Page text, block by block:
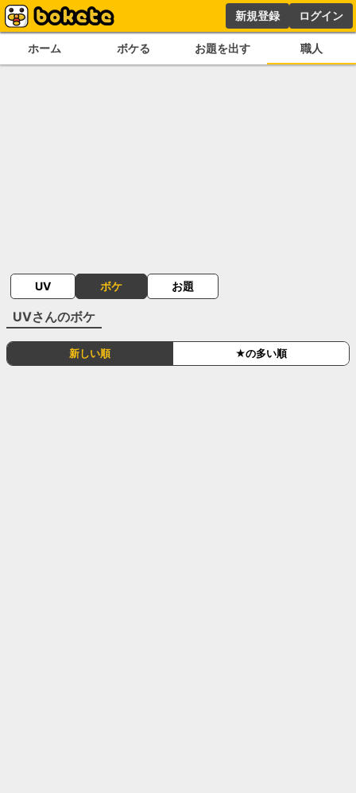
新規登録 ログイン
ホーム ボケる お題を出す 職人
UV ボケ お題
UVさんのボケ
新しい順 ★の多い順